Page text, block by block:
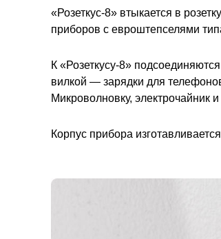
«Розеткус-8» втыкается в
приборов с евроштепселями
К «Розеткусу-8»
вилкой — зарядки для
Микроволновку, электрочайник
Корпус прибора